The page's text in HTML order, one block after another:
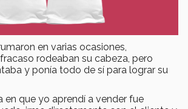
en varias ocasiones,
rodeaban su cabeza, pero
y ponía todo de sí para lograr su
en que yo aprendí a vender fue